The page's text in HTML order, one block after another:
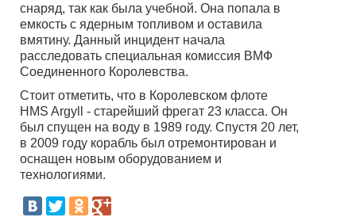
снаряд, так как была учебной. Она попала в
емкость с ядерным топливом и оставила
вмятину. Данный инцидент начала
расследовать специальная комиссия ВМФ
Соединенного Королевства.
Стоит отметить, что в Королевском флоте
HMS Argyll - старейший фрегат 23 класса. Он
был спущен на воду в 1989 году. Спустя 20 лет,
в 2009 году корабль был отремонтирован и
оснащен новым оборудованием и
технологиями.